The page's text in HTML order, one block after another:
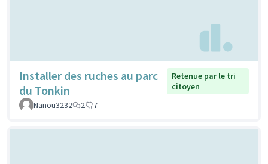
Installer des ruches au parc
du Tonkin
Retenue par le tri
citoyen
Nanou3232
2 7